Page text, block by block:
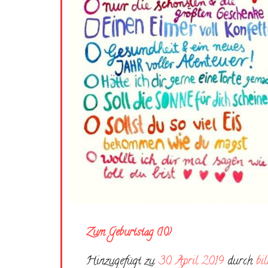
Zum Geburtstag (10)
Hinzugefügt zu30. April 2019 durch